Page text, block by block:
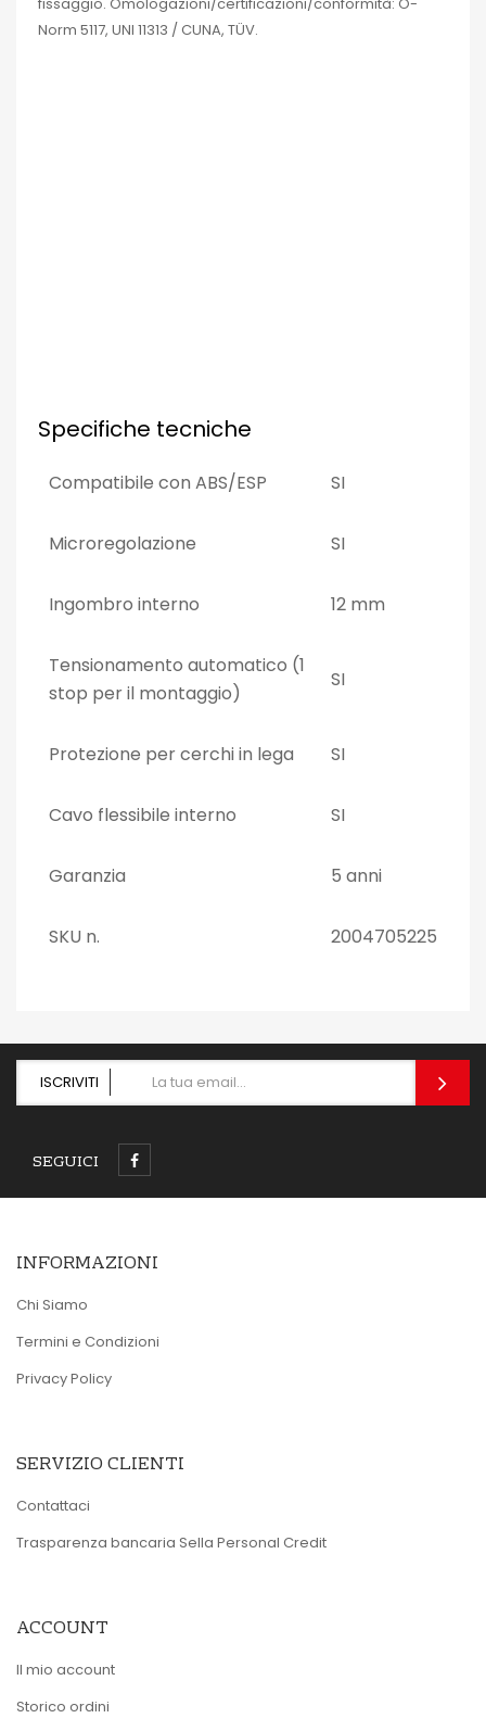
Norm 5117, UNI 11313 / CUNA, TÜV.
Specifiche tecniche
Compatibile con ABS/ESP SI
Microregolazione SI
Ingombro interno 12 mm
Tensionamento automatico (1
stop per il montaggio)
SI
Protezione per cerchi in lega SI
Cavo flessibile interno SI
Garanzia 5 anni
SKU n. 2004705225
ISCRIVITI
SEGUICI
INFORMAZIONI
Chi Siamo
Termini e Condizioni
Privacy Policy
SERVIZIO CLIENTI
Contattaci
Trasparenza bancaria Sella Personal Credit
ACCOUNT
Il mio account
Storico ordini